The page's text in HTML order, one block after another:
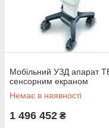
Мобільний УЗД апарат
сенсорним екраном
Немає в наявності
1 496 452 ₴